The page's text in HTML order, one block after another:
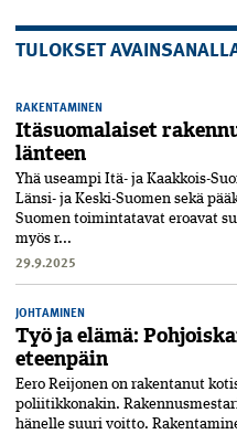
TULOKSET
RAKENTAMINEN
Itäsuomalaiset
länteen
Yhä useampi Itä- ja Kaakkois-
Länsi- ja Keski-Suomen sekä
Suomen toimintatavat eroavat
myös r...
29.9.2025
JOHTAMINEN
Työ ja elämä:
eteenpäin
Eero Reijonen on rakentanut
poliitikkonakin.
hänelle suuri voitto.